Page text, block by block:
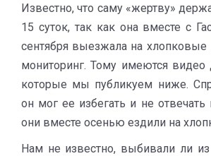
Известно, что саму «жертву»
15 суток, так как она вместе с
сентября выезжала на хлопковые
мониторинг. Тому имеются видео
которые мы публикуем ниже.
он мог ее избегать и не отвечать
они вместе осенью ездили на
Нам не известно, выбивали ли